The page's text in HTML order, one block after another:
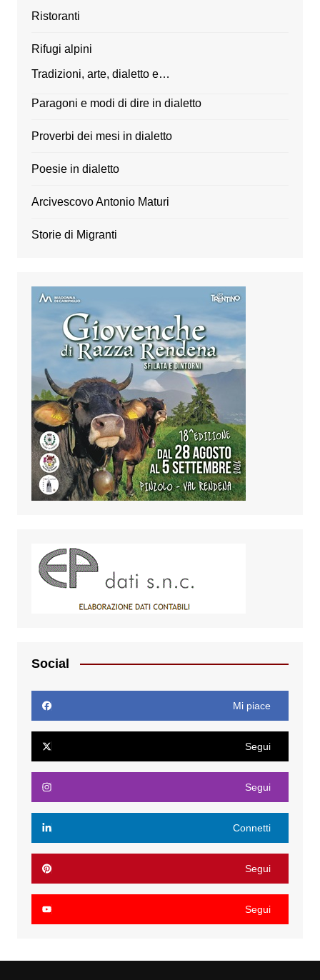
Ristoranti
Rifugi alpini
Tradizioni, arte, dialetto e…
Paragoni e modi di dire in dialetto
Proverbi dei mesi in dialetto
Poesie in dialetto
Arcivescovo Antonio Maturi
Storie di Migranti
Social
Mi piace
Segui
Segui
Connetti
Segui
Segui